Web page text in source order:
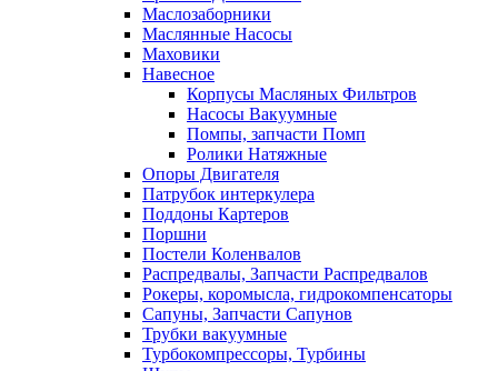
Маслозаборники
Маслянные Насосы
Маховики
Навесное
Корпусы Масляных Фильтров
Насосы Вакуумные
Помпы, запчасти Помп
Ролики Натяжные
Опоры Двигателя
Патрубок интеркулера
Поддоны Картеров
Поршни
Постели Коленвалов
Распредвалы, Запчасти Распредвалов
Рокеры, коромысла, гидрокомпенсаторы
Сапуны, Запчасти Сапунов
Трубки вакуумные
Турбокомпрессоры, Турбины